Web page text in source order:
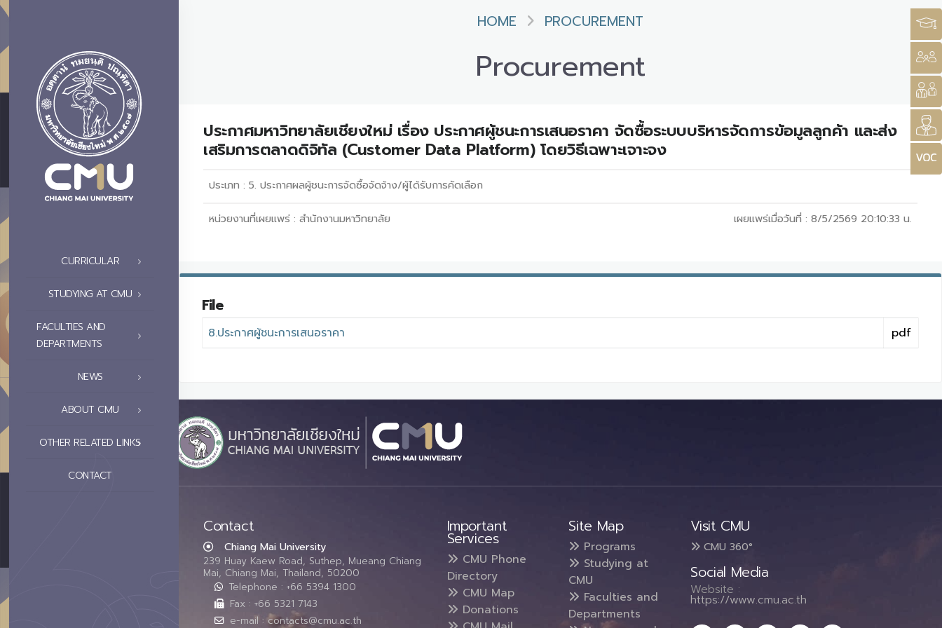
CURRICULAR
STUDYING AT CMU
FACULTIES AND
DEPARTMENTS
NEWS
ABOUT CMU
OTHER RELATED LINKS
CONTACT
HOME PROCUREMENT
Procurement
ประกาศมหาวิทยาลัยเชียงใหม่ เรื่อง ประกาศผู้ชนะการเสนอราคา จัดซื้อระบบบริหารจัดการข้อมูลลูกค้า และส่ง
เสริมการตลาดดิจิทัล (Customer Data Platform) โดยวิธีเฉพาะเจาะจง
ประเภท : 5. ประกาศผลผู้ชนะการจัดซื้อจัดจ้าง/ผู้ได้รับการคัดเลือก
หน่วยงานที่เผยแพร่ : สำนักงานมหาวิทยาลัย เผยแพร่เมื่อวันที่ : 8/5/2569 20:10:33 น.
File
8.ประกาศผู้ชนะการเสนอราคา pdf
Contact
Chiang Mai University
239 Huay Kaew Road, Suthep, Mueang Chiang
Mai, Chiang Mai, Thailand, 50200
Telephone : +66 5394 1300
Fax : +66 5321 7143
e-mail : contacts@cmu.ac.th
Important
Services
CMU Phone
Directory
CMU Map
Donations
Site Map
Programs
Studying at
CMU
Faculties and
Departments
Visit CMU
CMU 360°
Social Media
Website :
https://www.cmu.ac.th